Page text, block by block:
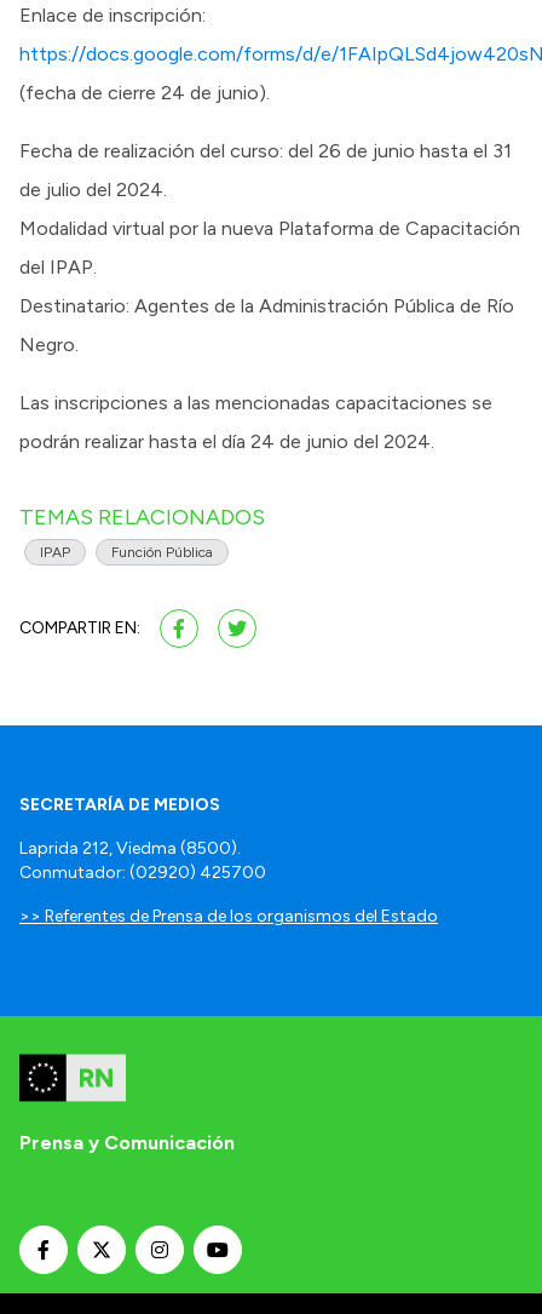
Enlace de inscripción:
https://docs.google.com/forms/d/e/
(fecha de cierre 24 de junio).
Fecha de realización del curso: del 26 de junio hasta el 31
de julio del 2024.
Modalidad virtual por la nueva Plataforma de Capacitación
del IPAP.
Destinatario: Agentes de la Administración Pública de Río
Negro.
Las inscripciones a las mencionadas capacitaciones se
podrán realizar hasta el día 24 de junio del 2024.
TEMAS RELACIONADOS
IPAP Función Pública
COMPARTIR EN:
SECRETARÍA DE MEDIOS
Laprida 212, Viedma (8500).
Conmutador: (02920) 425700
>> Referentes de Prensa de los organismos del Estado
Prensa y Comunicación